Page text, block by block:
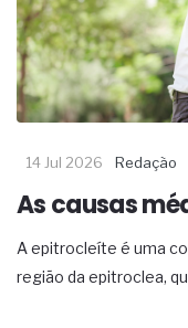
14 Jul 2026 Redação
As causas
A epitrocleíte é uma
região da epitroclea,